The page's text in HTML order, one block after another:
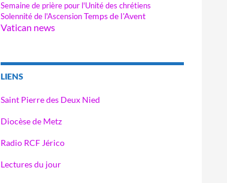
Semaine de prière pour l'Unité des chrétiens
Solennité de l'AscensionTemps de l'Avent
Vatican news
LIENS
Saint Pierre des Deux Nied
Diocèse de Metz
Radio RCF Jérico
Lectures du jour